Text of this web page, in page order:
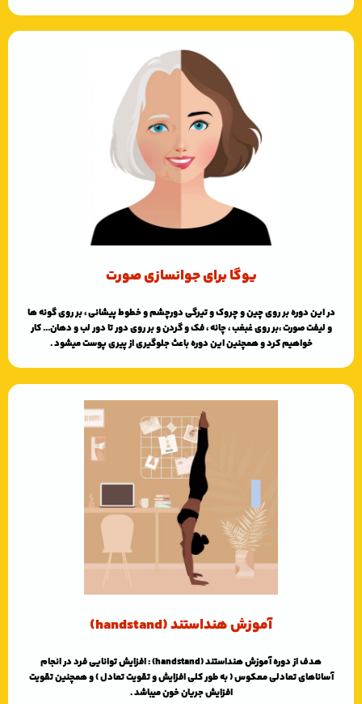
یوگا برای جوانسازی صورت
در این دوره بر روی چین و چروک و تیرگی دورچشم و خطوط پیشانی ، بر روی گونه ها
و لیفت صورت ،بر روی غبغب ، چانه ، فک و گردن و بر روی دور تا دور لب و دهان... کار
خواهیم کرد و همچنین این دوره باعث جلوگیری از پیری پوست میشود .
آموزش هنداستند (handstand)
هدف از دوره آموزش هنداستند (handstand) : افزایش توانایی فرد در انجام
آسانا‌های تعادلی معکوس ( به طور کلی افزایش و تقویت تعادل ) و همچنین تقویت
افزایش جریان خون میباشد .